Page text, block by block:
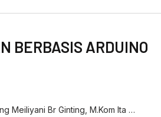
BERBASIS ARDUINO
Meiliyani Br Ginting, M.Kom Ita …